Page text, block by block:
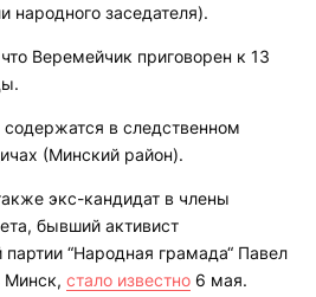
народного заседателя).
Веремейчик приговорен к 13
в следственном
(Минский район).
экс-кандидат в члены
бывший активист
партии “Народная грамада“ Павел
Минск, стало известно 6 мая.